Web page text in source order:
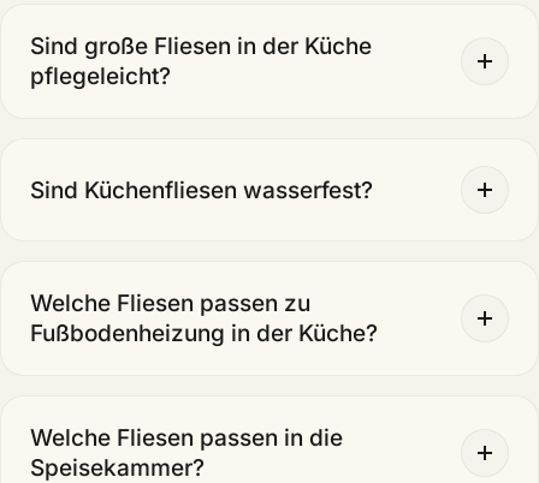
Sind große Fliesen in der Küche
pflegeleicht?
Sind Küchenfliesen wasserfest?
Welche Fliesen passen zu
Fußbodenheizung in der Küche?
Welche Fliesen passen in die
Speisekammer?